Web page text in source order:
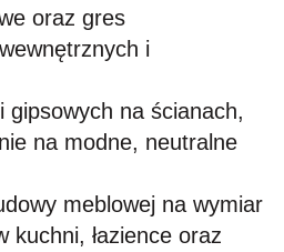
oraz gres
i
gipsowych na ścianach,
na modne, neutralne
meblowej na wymiar
kuchni, łazience oraz